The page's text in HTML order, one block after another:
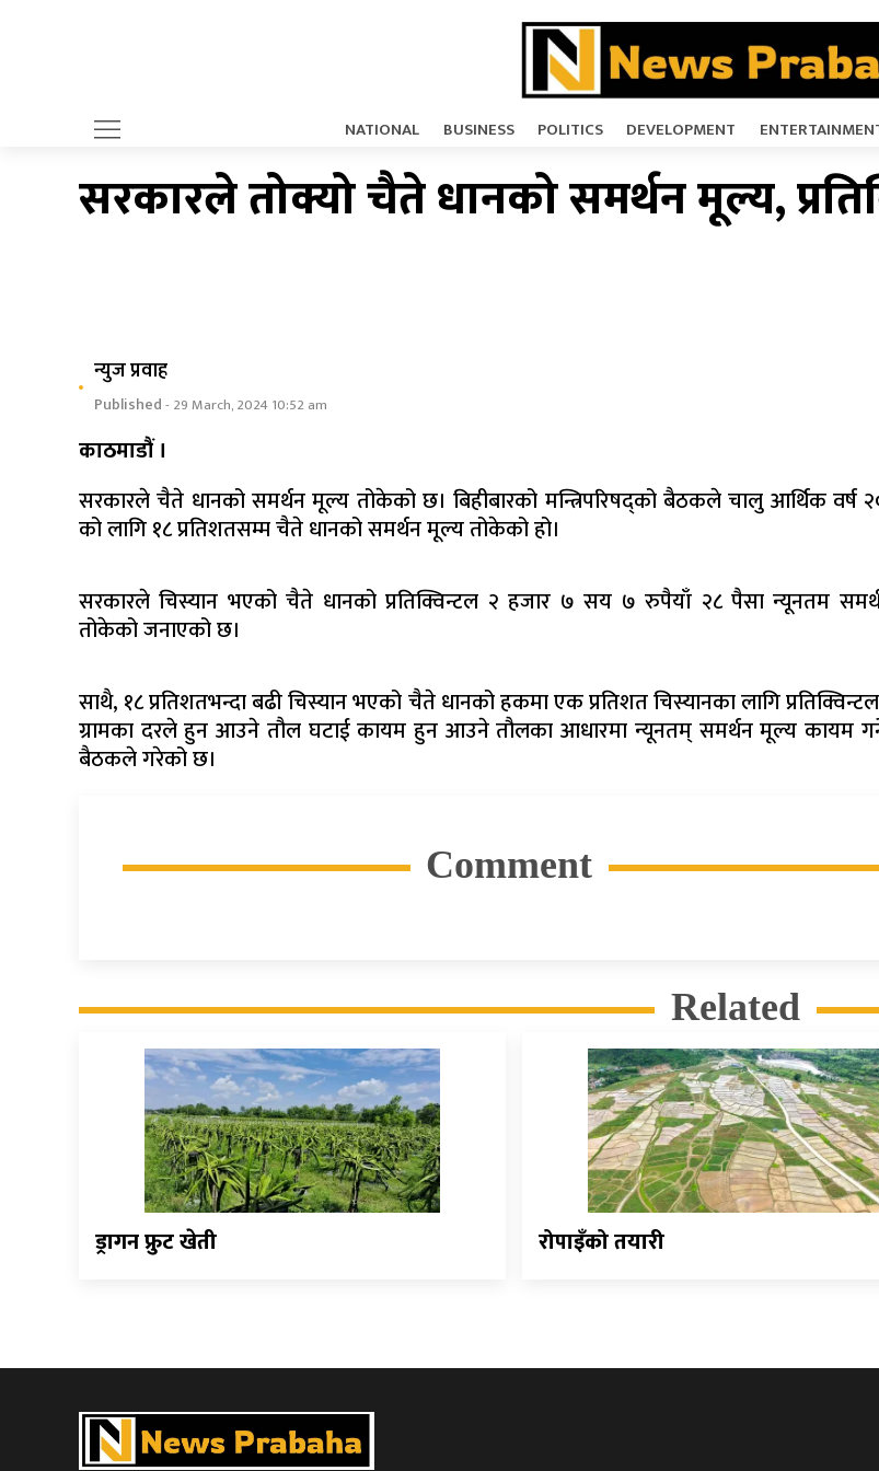
NATIONAL BUSINESS POLITICS DEVELOPMENT
सरकारले तोक्यो चैते धानको समर्थन मूल्य,
न्युज प्रवाह
Published- 29 March, 2024 10:52 am
काठमाडौं ।
सरकारले चैते धानको समर्थन मूल्य तोकेको छ। बिहीबारको मन्त्रिपरिषद्को बैठकले चालु आर्थिक वर्ष
को लागि १८ प्रतिशतसम्म चैते धानको समर्थन मूल्य तोकेको हो।
सरकारले चिस्यान भएको चैते धानको प्रतिक्विन्टल २ हजार ७ सय ७ रुपैयाँ २८ पैसा न्यूनतम
तोकेको जनाएको छ।
साथै, १८ प्रतिशतभन्दा बढी चिस्यान भएको चैते धानको हकमा एक प्रतिशत चिस्यानका लागि
ग्रामका दरले हुन आउने तौल घटाई कायम हुन आउने तौलका आधारमा न्यूनतम् समर्थन मूल्य कायम
बैठकले गरेको छ।
Comment
Related
ड्रागन फ्रुट खेती रोपाइँको तयारी